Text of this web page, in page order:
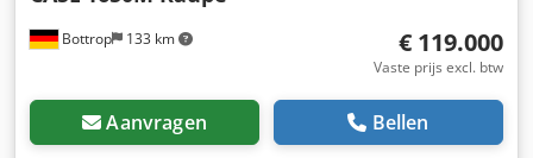
Bottrop 133 km € 119.000
Vaste prijs excl. btw
Aanvragen Bellen